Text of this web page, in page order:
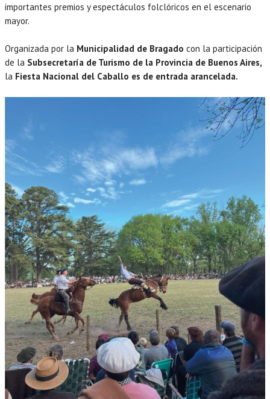
importantes premios y espectáculos folclóricos en el escenario
mayor.
Organizada por la Municipalidad de Bragado con la participación
de la Subsecretaría de Turismo de la Provincia de Buenos Aires,
la Fiesta Nacional del Caballo es de entrada arancelada.